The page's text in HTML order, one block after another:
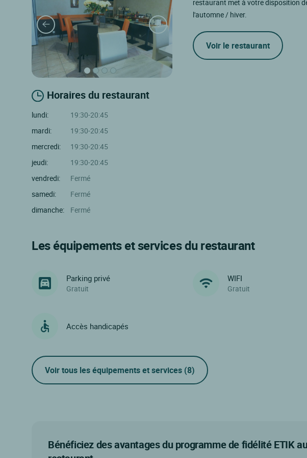
restaurant met à votre disposition
l'automne / hiver.
Voir le restaurant
Horaires du restaurant
lundi:
19:30-20:45
mardi:
19:30-20:45
mercredi:
19:30-20:45
jeudi:
19:30-20:45
vendredi:
Fermé
samedi:
Fermé
dimanche:
Fermé
Les équipements et services du restaurant
Parking privé
Gratuit
WIFI
Gratuit
Accès handicapés
Voir tous les équipements et services (8)
Bénéficiez des avantages du programme de fidélité ETIK au